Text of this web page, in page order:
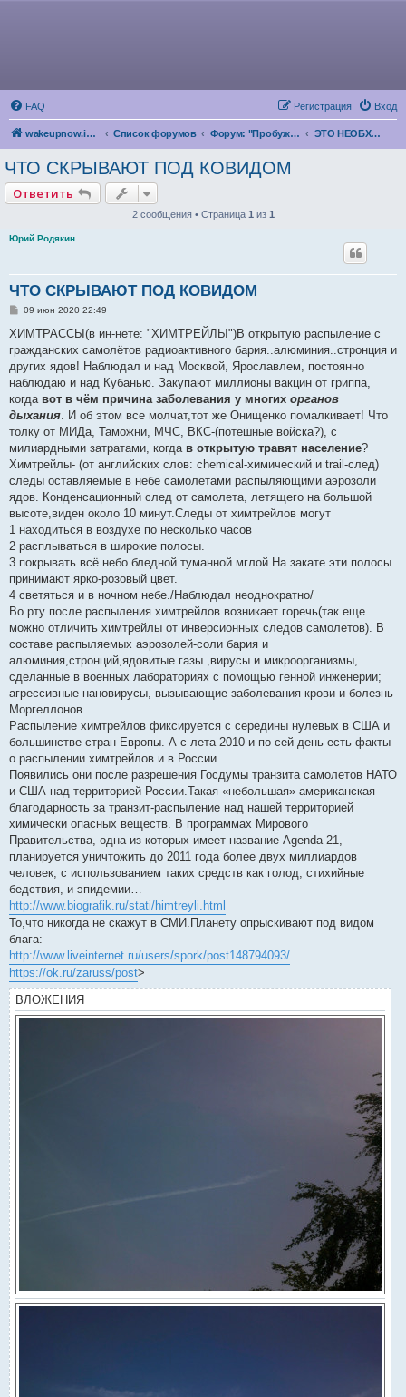
FAQ Вход
Регистрация
wakeupnow.info Список форумов Форум: "Пробуждение Разума" ЭТО НЕОБХОДИМО ЗНАТЬ ВСЕМ
ЧТО СКРЫВАЮТ ПОД КОВИДОМ
Ответить
2 сообщения • Страница 1 из 1
Юрий Родякин
ЧТО СКРЫВАЮТ ПОД КОВИДОМ
С
о
щ
е
н
и
е
09 июн 2020 22:49
ХИМТРАССЫ(в ин-нете: "ХИМТРЕЙЛЫ")В открытую распыление с
гражданских самолётов радиоактивного бария..алюминия..стронция и
других ядов! Наблюдал и над Москвой, Ярославлем, постоянно
наблюдаю и над Кубанью. Закупают миллионы вакцин от гриппа,
когдавот в чём причина заболевания у многих органов
дыхания. И об этом все молчат,тот же Онищенко помалкивает! Что
толку от МИДа, Таможни, МЧС, ВКС-(потешные войска?), с
милиардными затратами, когда в открытую травят население?
Химтрейлы- (от английских слов: сhemical-химический и trail-след)
следы оставляемые в небе самолетами распыляющими аэрозоли
ядов. Конденсационный след от самолета, летящего на большой
высоте,виден около 10 минут.Следы от химтрейлов могут
1 находиться в воздухе по несколько часов
2 расплываться в широкие полосы.
3 покрывать всё небо бледной туманной мглой.На закате эти полосы
принимают ярко-розовый цвет.
4 светяться и в ночном небе./Наблюдал неоднократно/
Во рту после распыления химтрейлов возникает горечь(так еще
можно отличить химтрейлы от инверсионных следов самолетов). В
составе распыляемых аэрозолей-соли бария и
алюминия,стронций,ядовитые газы ,вирусы и микроорганизмы,
сделанные в военных лабораториях с помощью генной инженерии;
агрессивные нановирусы, вызывающие заболевания крови и болезнь
Моргеллонов.
Распыление химтрейлов фиксируется с середины нулевых в США и
большинстве стран Европы. А с лета 2010 и по сей день есть факты
о распылении химтрейлов и в России.
Появились они после разрешения Госдумы транзита самолетов НАТО
и США над территорией России.Такая «небольшая» американская
благодарность за транзит-распыление над нашей территорией
химически опасных веществ. В программах Мирового
Правительства, одна из которых имеет название Agenda 21,
планируется уничтожить до 2011 года более двух миллиардов
человек, с использованием таких средств как голод, стихийные
бедствия, и эпидемии…
http://www.biografik.ru/stati/himtreyli.html
То,что никогда не скажут в СМИ.Планету опрыскивают под видом
блага:
http://www.liveinternet.ru/users/spork/post148794093/
https://ok.ru/zaruss/post>
ВЛОЖЕНИЯ